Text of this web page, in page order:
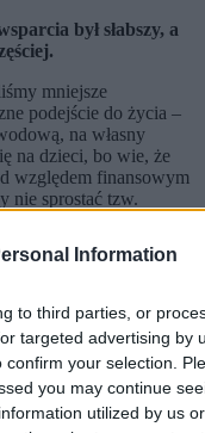
Information
to third parties, or
targeted advertising by
your selection.
you may continue
utilized by us or
był słabszy, a
mniejsze
podejście do życia –
na własny
na dzieci, bo wie, że
względem finansowym
nie sprostać tzw.
rodziny jako